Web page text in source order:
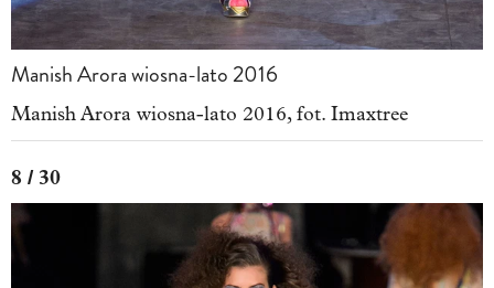
Manish Arora wiosna-lato 2016
Manish Arora wiosna-lato 2016, fot. Imaxtree
8 / 30